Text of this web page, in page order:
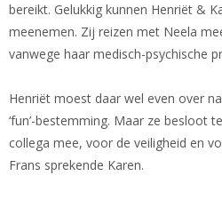
bereikt. Gelukkig kunnen Henriët &
meenemen. Zij reizen met Neela
vanwege haar medisch-psychische
Henriët moest daar wel even over
‘fun’-bestemming. Maar ze besloot
collega mee, voor de veiligheid en
Frans sprekende Karen.